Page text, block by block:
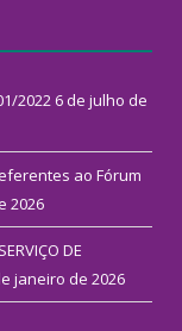
2022 6 de julho de
ao Fórum
2026
DE
janeiro de 2026